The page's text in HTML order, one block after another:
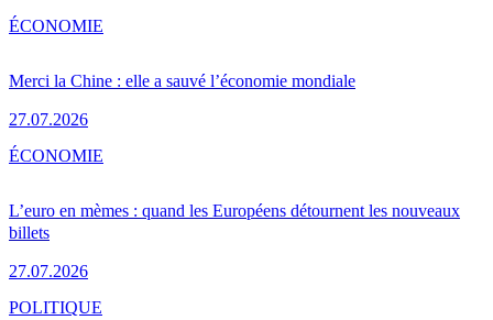
Merci la Chine : elle a sauvé l’économie mondiale
27.07.2026
ÉCONOMIE
L’euro en mèmes : quand les Européens détournent les nouveaux
billets
27.07.2026
ÉCONOMIE
POLITIQUE